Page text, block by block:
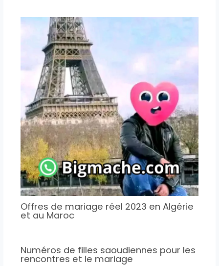
Offres de mariage réel 2023 en Algérie
et au Maroc
Numéros de filles saoudiennes pour les
rencontres et le mariage